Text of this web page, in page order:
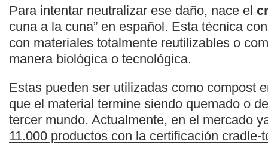
Para intentar neutralizar ese daño, nace el
cuna a la cuna” en español. Esta técnica
con materiales totalmente reutilizables o
manera biológica o tecnológica.
Estas pueden ser utilizadas como compost
que el material termine siendo quemado o
tercer mundo. Actualmente, en el mercado
11.000 productos con la certificación cradle-